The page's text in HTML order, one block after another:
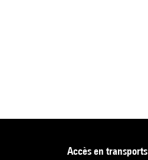
accès en transports